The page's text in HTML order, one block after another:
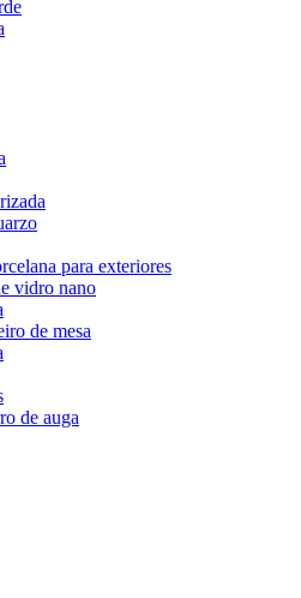
para exteriores
vidro nano
de mesa
de auga